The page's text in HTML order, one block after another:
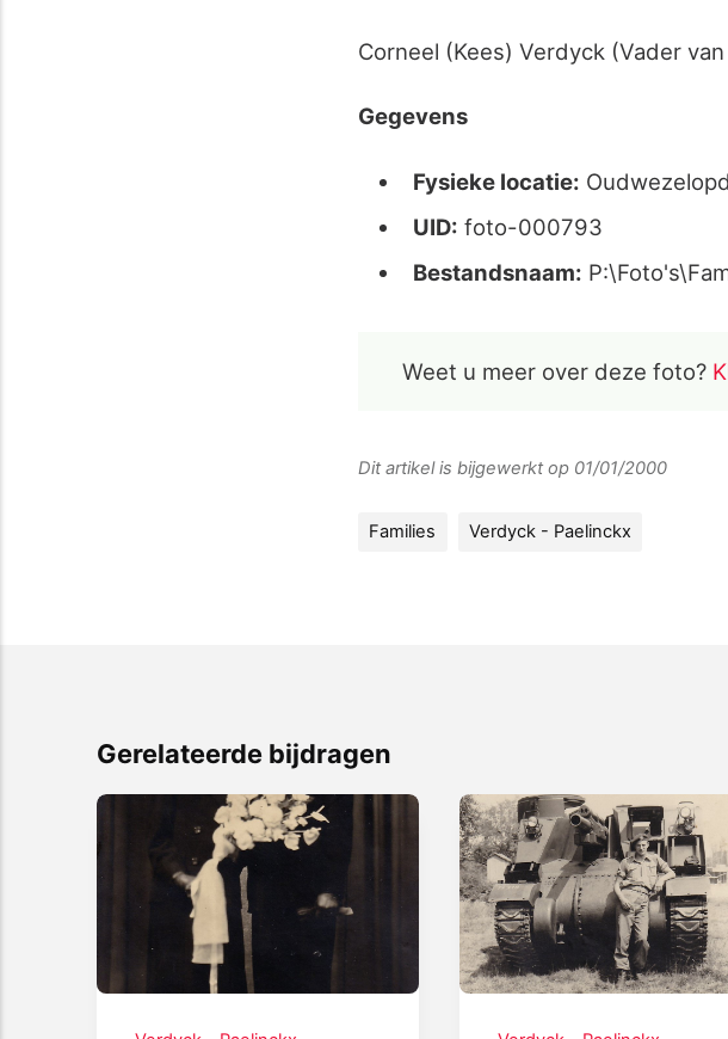
Corneel (Kees) Verdyck (Vader
Gegevens
Fysieke locatie:
UID: foto-000793
Bestandsnaam:
Weet u meer over deze foto?
Dit artikel is bijgewerkt op 01/01/2000
Families Verdyck - Paelinckx
Gerelateerde bijdragen